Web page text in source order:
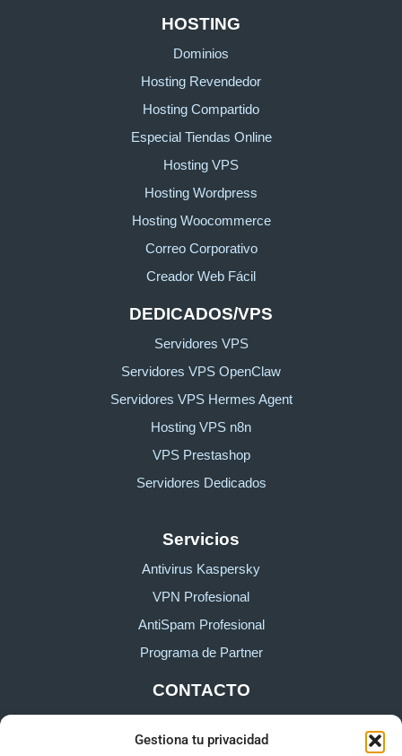
Gestiona tu privacidad
HOSTING
Dominios
Hosting Revendedor
Hosting Compartido
Especial Tiendas Online
Hosting VPS
Hosting Wordpress
Hosting Woocommerce
Correo Corporativo
Creador Web Fácil
DEDICADOS/VPS
Servidores VPS
Servidores VPS OpenClaw
Servidores VPS Hermes Agent
Hosting VPS n8n
VPS Prestashop
Servidores Dedicados
Servicios
Antivirus Kaspersky
VPN Profesional
AntiSpam Profesional
Programa de Partner
CONTACTO
Sobre HostingTG